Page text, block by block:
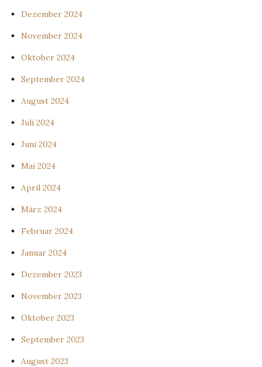
Dezember 2024
November 2024
Oktober 2024
September 2024
August 2024
Juli 2024
Juni 2024
Mai 2024
April 2024
März 2024
Februar 2024
Januar 2024
Dezember 2023
November 2023
Oktober 2023
September 2023
August 2023